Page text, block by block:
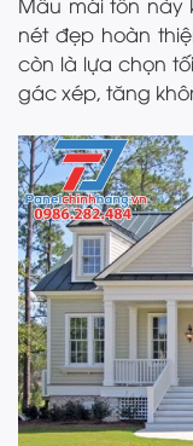
nét đẹp hoàn
còn là lựa chọn
gác xép, tăng